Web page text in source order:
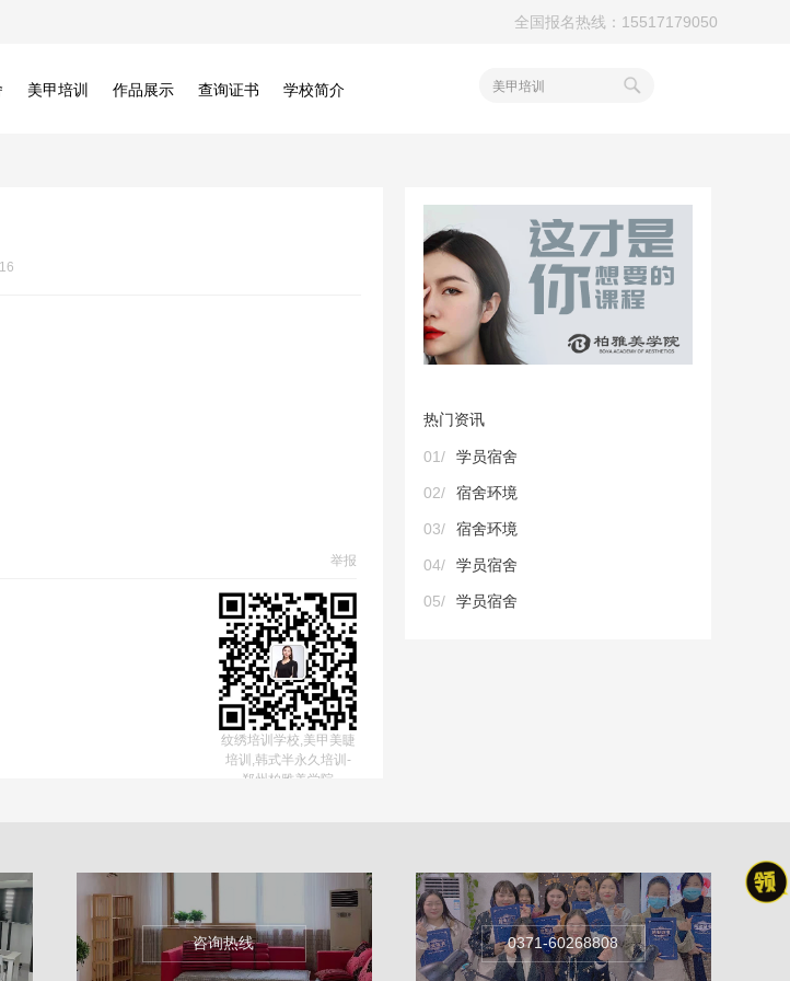
全国报名热线：15517179050
美甲培训 作品展示 查询证书 学校简介 美甲培训
举报
纹绣培训学校,美甲美睫
培训,韩式半永久培训-
郑州柏雅美学院
热门资讯
01/ 学员宿舍
02/ 宿舍环境
03/ 宿舍环境
04/ 学员宿舍
05/ 学员宿舍
咨询热线 0371-60268808